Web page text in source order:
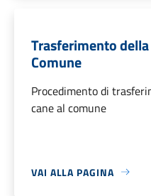
Trasferimento
Comune
Procedimento di
cane al comune
VAI ALLA PAGINA